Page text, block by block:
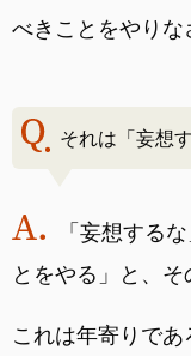
べきことをやりな
それは「妄想
「妄想する
とをやる」と、そ
これは年寄りで